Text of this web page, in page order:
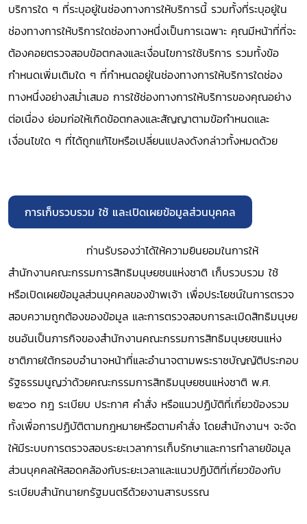
บริการใด ๆ ที่ระบุอยู่ในช่องทางการให้บริการนี้ รวมทั้งที่ระบุอยู่ใน
ช่องทางการให้บริการใดช่องทางหนึ่งเป็นการเฉพาะ คุณมีหน้าที่ที่จะ
ต้องคอยตรวจสอบข้อตกลงและเงื่อนไขการใช้บริการ รวมทั้งข้อ
กำหนดเพิ่มเติมใด ๆ ที่กำหนดอยู่ในช่องทางการให้บริการใดช่อง
ทางหนึ่งอย่างสม่ำเสมอ การใช้ช่องทางการให้บริการของคุณอย่าง
ต่อเนื่อง ย่อมก่อให้เกิดข้อตกลงและสัญญาตามข้อกำหนดและ
เงื่อนไขใด ๆ ที่ได้ถูกแก้ไขหรือเปลี่ยนแปลงดังกล่าวทั้งหมดด้วย
การเก็บรวบรวม ใช้ และเปิดเผยข้อมูลส่วนบุคคล
ท่านรับรองว่าได้ให้ความยินยอมในการให้
สำนักงานคณะกรรมการสิทธิมนุษยชนแห่งชาติ เก็บรวบรวม ใช้
หรือเปิดเผยข้อมูลส่วนบุคคลของข้าพเจ้า เพื่อประโยชน์ในการตรวจ
สอบความถูกต้องของข้อมูล และการตรวจสอบการละเมิดสิทธิมนุษย
ชนอันเป็นภารกิจของสำนักงานคณะกรรมการสิทธิมนุษยชนแห่ง
ชาติภายใต้กรอบอำนาจหน้าที่และอำนาจตามพระราชบัญญัติประกอบ
รัฐธรรมนูญว่าด้วยคณะกรรมการสิทธิมนุษยชนแห่งชาติ พ.ศ.
๒๕๖๐ กฎ ระเบียบ ประกาศ คำสั่ง หรือแนวปฏิบัติที่เกี่ยวข้องรวม
ทั้งเพื่อการปฏิบัติตามกฎหมายหรือตามคำสั่ง โดยสำนักงานฯ จะจัด
ให้มีระบบการตรวจสอบระยะเวลาการเก็บรักษาและการทำลายข้อมูล
ส่วนบุคคลให้สอดคล้องกับระยะเวลาและแนวปฏิบัติที่เกี่ยวข้องกับ
ระเบียบสำนักนายกรัฐมนตรีด้วยงานสารบรรณ